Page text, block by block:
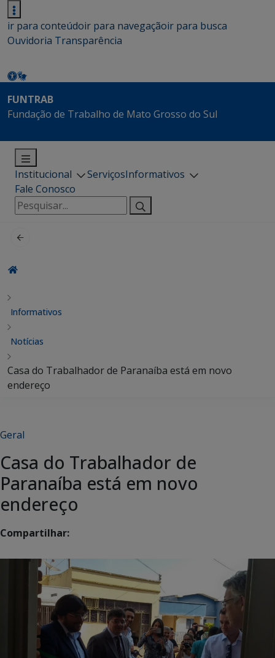
ir para conteúdoir para navegaçãoir para busca
Ouvidoria Transparência
FUNTRAB
Fundação de Trabalho de Mato Grosso do Sul
Institucional ServiçosInformativos
Fale Conosco
Pesquisar
por:
Informativos
Notícias
Casa do Trabalhador de Paranaíba está em novo
endereço
Geral
Casa do Trabalhador de
Paranaíba está em novo
endereço
Compartilhar: